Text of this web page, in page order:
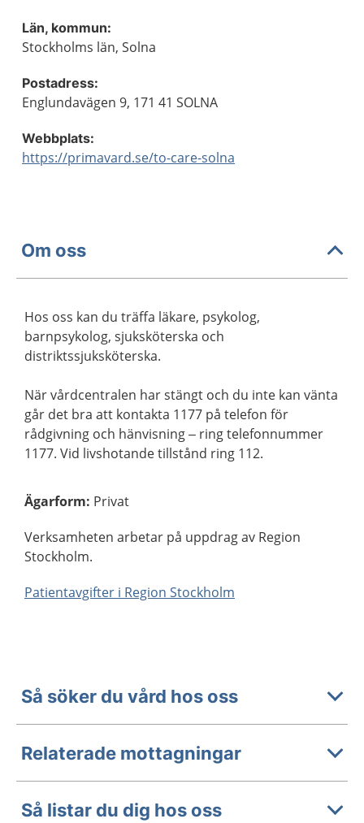
Län, kommun:
Stockholms län, Solna
Postadress:
Englundavägen 9, 171 41 SOLNA
Webbplats:
https://primavard.se/to-care-solna
Om oss
Hos oss kan du träffa läkare, psykolog,
barnpsykolog, sjuksköterska och
distriktssjuksköterska.
När vårdcentralen har stängt och du inte kan vänta
går det bra att kontakta 1177 på telefon för
rådgivning och hänvisning – ring telefonnummer
1177. Vid livshotande tillstånd ring 112.
Ägarform: Privat
Verksamheten arbetar på uppdrag av Region
Stockholm.
Patientavgifter i Region Stockholm
Så söker du vård hos oss
Relaterade mottagningar
Så listar du dig hos oss